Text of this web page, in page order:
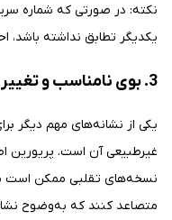
نکته: در صورتی که شماره
یکدیگر تطابق نداشته باشد،
3. بوی نامناسب و تغییر در بافت محصول
یکی از نشانه‌های مهم دیگر
غیرطبیعی آن است. پریورین
نسخه‌های تقلبی ممکن است
متصاعد کنند که به‌وضوح